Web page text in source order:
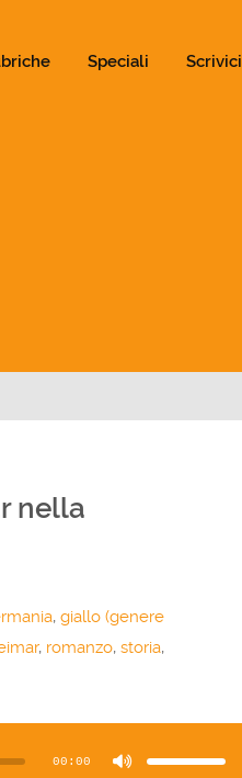
Speciali Scrivici
nella
, giallo (genere
, romanzo, storia,
00:00
Usa
freccia